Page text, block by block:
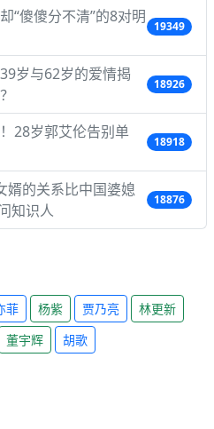
“傻傻分不清”的8对明
19349
岁与62岁的爱情揭
18926
28岁郭艾伦告别单
18918
婿的关系比中国婆媳
知识人
18876
菲 杨紫 贾乃亮
林更新
董宇辉 胡歌